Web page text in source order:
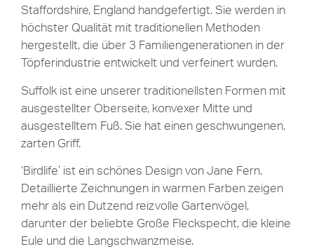
Staffordshire, England handgefertigt. Sie werden in
höchster Qualität mit traditionellen Methoden
hergestellt, die über 3 Familiengenerationen in der
Töpferindustrie entwickelt und verfeinert wurden.
Suffolk ist eine unserer traditionellsten Formen mit
ausgestellter Oberseite, konvexer Mitte und
ausgestelltem Fuß. Sie hat einen geschwungenen,
zarten Griff.
‘Birdlife’ ist ein schönes Design von Jane Fern.
Detaillierte Zeichnungen in warmen Farben zeigen
mehr als ein Dutzend reizvolle Gartenvögel,
darunter der beliebte Große Fleckspecht, die kleine
Eule und die Langschwanzmeise.